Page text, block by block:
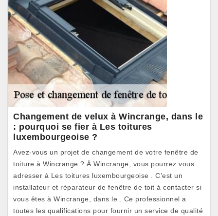
Changement de velux à Wincrange, dans le
: pourquoi se fier à Les toitures
luxembourgeoise ?
Avez-vous un projet de changement de votre fenêtre de
toiture à Wincrange ? À Wincrange, vous pourrez vous
adresser à Les toitures luxembourgeoise . C’est un
installateur et réparateur de fenêtre de toit à contacter si
vous êtes à Wincrange, dans le . Ce professionnel a
toutes les qualifications pour fournir un service de qualité